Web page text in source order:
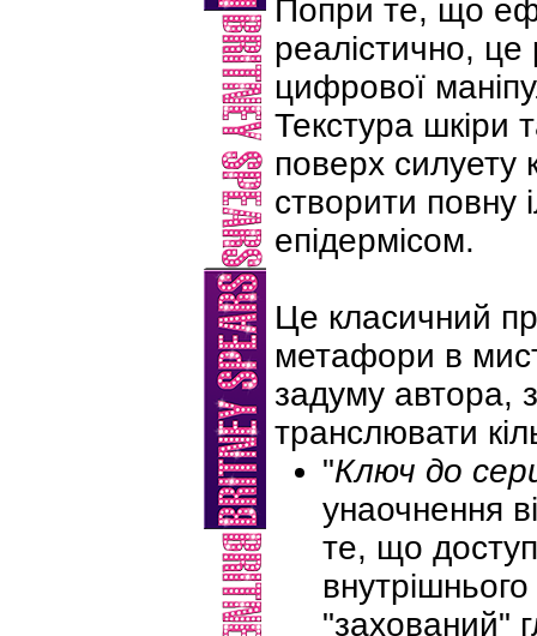
Попри те, що
реалістично, це
цифрової
Текстура шкіри
поверх
створити повну
епідермісом.
Це класичний
метафори в
задуму автора,
транслювати
"Ключ до
унаочнення
те, що
"захований"